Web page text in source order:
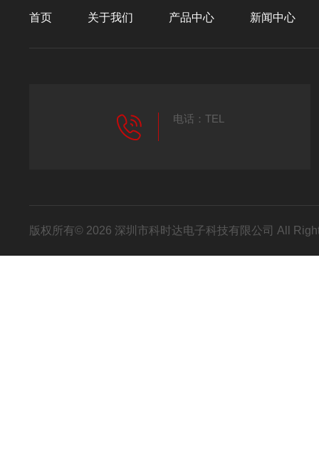
首页 关于我们 产品中心 新闻中心
电话：TEL
版权所有© 2026 深圳市科时达电子科技有限公司 All